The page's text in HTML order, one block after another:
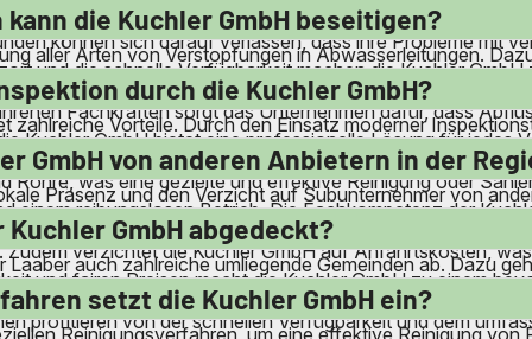
vor Ort sein. Der 24-Stunden-Notdienst ermöglicht es,
können sich darauf verlassen, dass ihre Probleme mit
und die schnelle Verfügbarkeit machen die Kuchler
die Kuchler GmbH beseitigen?
aller Arten von Verstopfungen in Abwasserleitungen.
und Spülmaschinen. Auch hartnäckige Verkrustungen
Fachkräften sorgt das Unternehmen dafür, dass
Kuchler GmbH bietet eine professionelle Lösung für jedes
durch die Kuchler GmbH?
zahlreiche Vorteile. Durch den Einsatz moderner
Dies verhindert größere Probleme und kostspielige
Rohre, was eine gezielte und effektive Reinigung oder
einem reibungslosen Betrieb. Die Fachkompetenz der
GmbH von anderen Anbietern in der
Präsenz und den Verzicht auf Subunternehmer von
durch qualifizierte Mitarbeiter. Das Unternehmen bietet
verzichtet die Kuchler GmbH auf Anfahrtskosten,
und fairen Preisen macht die Kuchler GmbH zu einem
GmbH abgedeckt?
auch zahlreiche umliegende Gemeinden ab. Dazu
Region. Durch die strategisch platzierten Service-
profitieren von der schnellen Verfügbarkeit und dem
setzt die Kuchler GmbH ein?